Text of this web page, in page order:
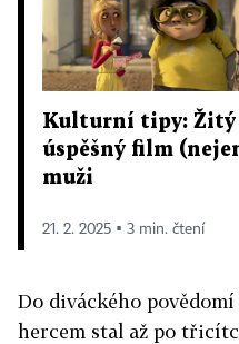
Kulturní tipy: Žitý
úspěšný film
muži
21. 2. 2025 ▪ 3 min. čtení
Do diváckého
hercem stal až po